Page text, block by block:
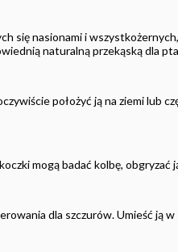
się nasionami i
naturalną przekąską dla
położyć ją na ziemi lub
mogą badać kolbę, obgryzać
dla szczurów. Umieść ją